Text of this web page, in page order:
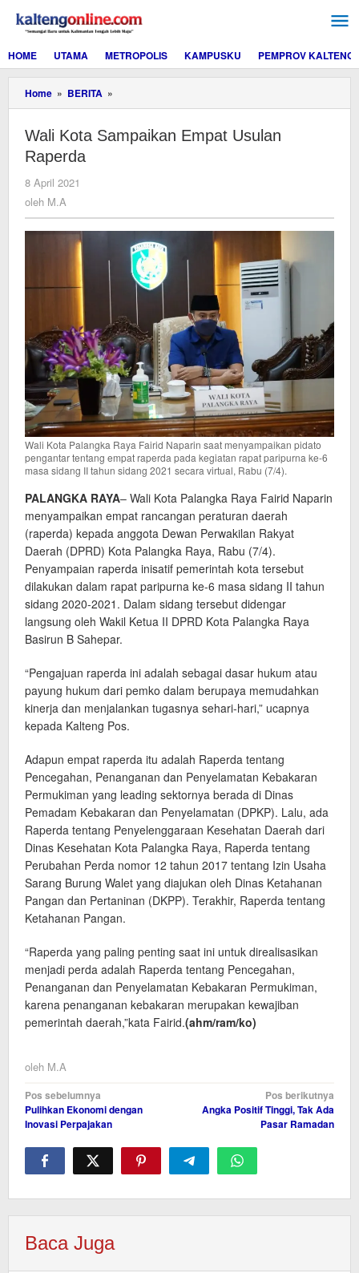
konten
HOME
UTAMA METROPOLIS KAMPUSKU PEMPROV KALTENG
Home » BERITA »
Kota
Empat
Wali Kota Sampaikan Empat Usulan
Raperda
8 April 2021
oleh M.A
Wali Kota Palangka Raya Fairid Naparin saat menyampaikan pidato
pengantar tentang empat raperda pada kegiatan rapat paripurna ke-6
masa sidang II tahun sidang 2021 secara virtual, Rabu (7/4).
PALANGKA RAYA– Wali Kota Palangka Raya Fairid Naparin
menyampaikan empat rancangan peraturan daerah
(raperda) kepada anggota Dewan Perwakilan Rakyat
Daerah (DPRD) Kota Palangka Raya, Rabu (7/4).
Penyampaian raperda inisatif pemerintah kota tersebut
dilakukan dalam rapat paripurna ke-6 masa sidang II tahun
sidang 2020-2021. Dalam sidang tersebut didengar
langsung oleh Wakil Ketua II DPRD Kota Palangka Raya
Basirun B Sahepar.
“Pengajuan raperda ini adalah sebagai dasar hukum atau
payung hukum dari pemko dalam berupaya memudahkan
kinerja dan menjalankan tugasnya sehari-hari,” ucapnya
kepada Kalteng Pos.
Adapun empat raperda itu adalah Raperda tentang
Pencegahan, Penanganan dan Penyelamatan Kebakaran
Permukiman yang leading sektornya berada di Dinas
Pemadam Kebakaran dan Penyelamatan (DPKP). Lalu, ada
Raperda tentang Penyelenggaraan Kesehatan Daerah dari
Dinas Kesehatan Kota Palangka Raya, Raperda tentang
Perubahan Perda nomor 12 tahun 2017 tentang Izin Usaha
Sarang Burung Walet yang diajukan oleh Dinas Ketahanan
Pangan dan Pertaninan (DKPP). Terakhir, Raperda tentang
Ketahanan Pangan.
“Raperda yang paling penting saat ini untuk direalisasikan
menjadi perda adalah Raperda tentang Pencegahan,
Penanganan dan Penyelamatan Kebakaran Permukiman,
karena penanganan kebakaran merupakan kewajiban
pemerintah daerah,”kata Fairid.(ahm/ram/ko)
oleh M.A
Navigasi
pos
Pos sebelumnya
Pulihkan Ekonomi dengan
Inovasi Perpajakan
Pos berikutnya
Angka Positif Tinggi, Tak Ada
Pasar Ramadan
Baca Juga